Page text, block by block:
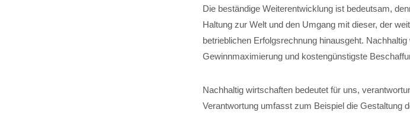
Die beständige Weiterentwicklung ist bedeutsam,
Haltung zur Welt und den Umgang mit dieser, der
betrieblichen Erfolgsrechnung hinausgeht.
Gewinnmaximierung und kostengünstigste
Nachhaltig wirtschaften bedeutet für uns,
Verantwortung umfasst zum Beispiel die Gestaltung